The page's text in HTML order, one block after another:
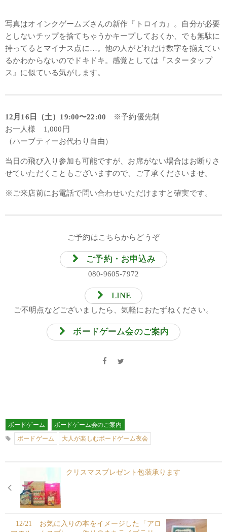
写真はオインクゲームズさんの新作『トロイカ』。自分が必要
としないチップを捨てちゃうかキープしておくか、でも無駄に
持ってるとマイナス点に…。他の人がどれだけ数字を揃えてい
るかわからないのでドキドキ。感覚としては『スタータップ
ス』に似ている気がします。
12月16日（土）19:00〜22:00 ※予約優先制
お一人様 1,000円
（ハーブティーお代わり自由）
当日の飛び入り参加も可能ですが、お席がない場合はお断りさ
せていただくこともございますので、ご了承くださいませ。
※ご来店前にお電話で問い合わせいただけますと確実です。
ご予約はこちらからどうぞ
ご予約・お申込み
080-9605-7972
LINE
ご不明点などございましたら、気軽におたずねください。
ボードゲーム会のご案内
ボードゲーム
ボードゲーム会のご案内
ボードゲーム
大人が楽しむボードゲーム夜会
クリスマスプレゼント包装承ります
12/21 お気に入りの本をイメージした「アロ